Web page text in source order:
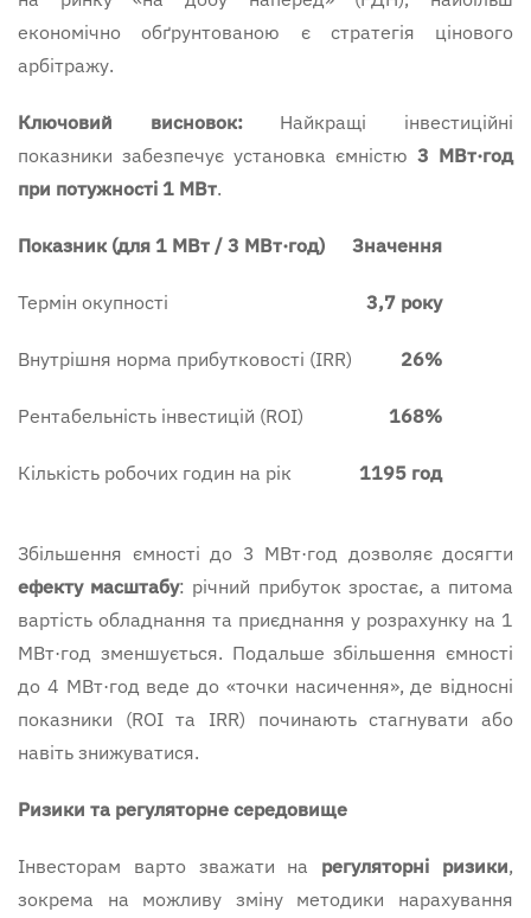
економічно обґрунтованою є стратегія цінового
арбітражу.
Ключовий висновок:Найкращі інвестиційні
показники забезпечує установка ємністю 3 МВт·год
при потужності 1 МВт.
Показник (для 1 МВт / 3 МВт·год) Значення
Термін окупності 3,7 року
Внутрішня норма прибутковості (IRR) 26%
Рентабельність інвестицій (ROI) 168%
Кількість робочих годин на рік 1195 год
Збільшення ємності до 3 МВт·год дозволяє досягти
ефекту масштабу: річний прибуток зростає, а питома
вартість обладнання та приєднання у розрахунку на 1
МВт·год зменшується. Подальше збільшення ємності
до 4 МВт·год веде до «точки насичення», де відносні
показники (ROI та IRR) починають стагнувати або
навіть знижуватися.
Ризики та регуляторне середовище
Інвесторам варто зважати на регуляторні ризики,
зокрема на можливу зміну методики нарахування